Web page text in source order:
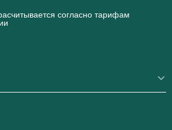
согласно тарифам